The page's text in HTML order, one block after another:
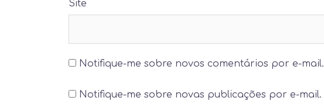
Site
Notifique-me sobre novos comentários por e-mail.
Notifique-me sobre novas publicações por e-mail.